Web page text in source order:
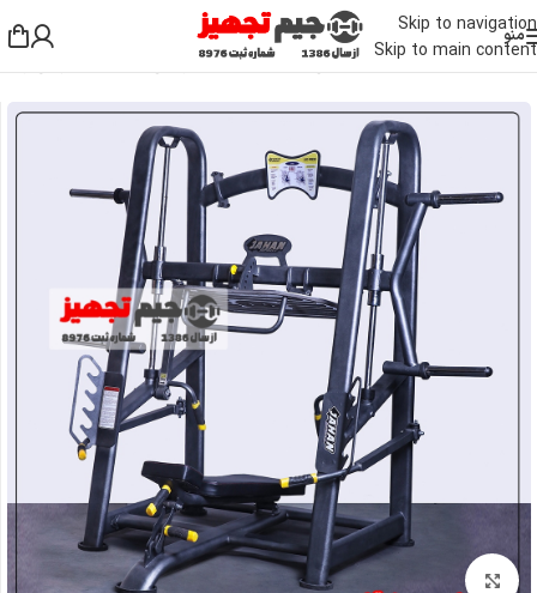
Skip to navigation
Skip to main content
منو
دستگاه بدنسازی باشگاهی/دستگاه بدنسازی پایین تنه
بزرگنمایی تصویر